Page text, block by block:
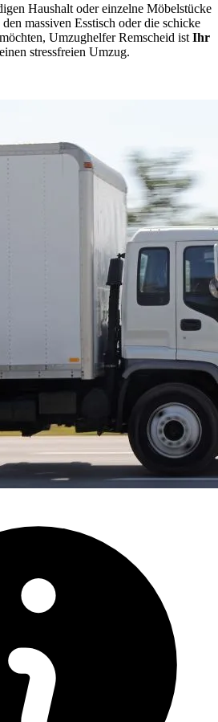
Haushalt oder einzelne Möbelstücke
massiven Esstisch oder die schicke
Umzughelfer Remscheid ist Ihr
stressfreien Umzug.